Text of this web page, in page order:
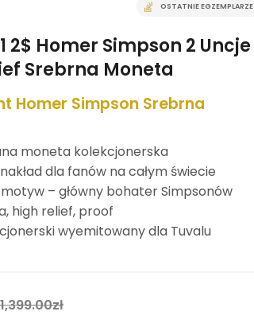
OSTATNIE EGZEMPLARZE
2$ Homer Simpson 2 Uncje
Srebrna Moneta
Homer Simpson Srebrna
moneta kolekcjonerska
dla fanów na całym świecie
– główny bohater Simpsonów
high relief, proof
wyemitowany dla Tuvalu
1,399.00zł